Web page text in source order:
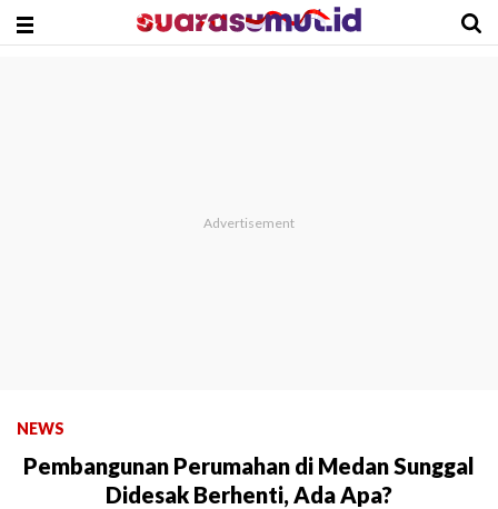
NEWS
Pembangunan Perumahan di Medan Sunggal
Didesak Berhenti, Ada Apa?